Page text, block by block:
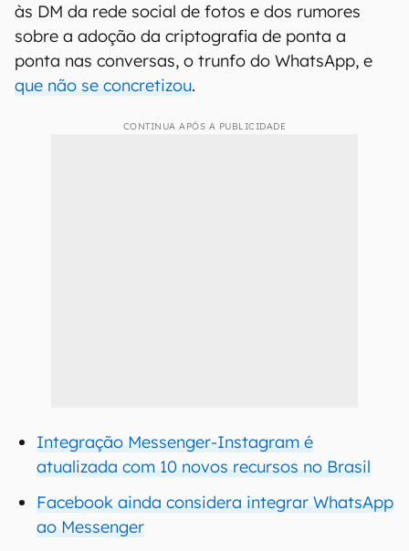
às DM da rede social de fotos e dos rumores
sobre a adoção da criptografia de ponta a
ponta nas conversas, o trunfo do WhatsApp, e
que não se concretizou.
CONTINUA APÓS A PUBLICIDADE
Integração Messenger-Instagram é
atualizada com 10 novos recursos no Brasil
Facebook ainda considera integrar WhatsApp
ao Messenger